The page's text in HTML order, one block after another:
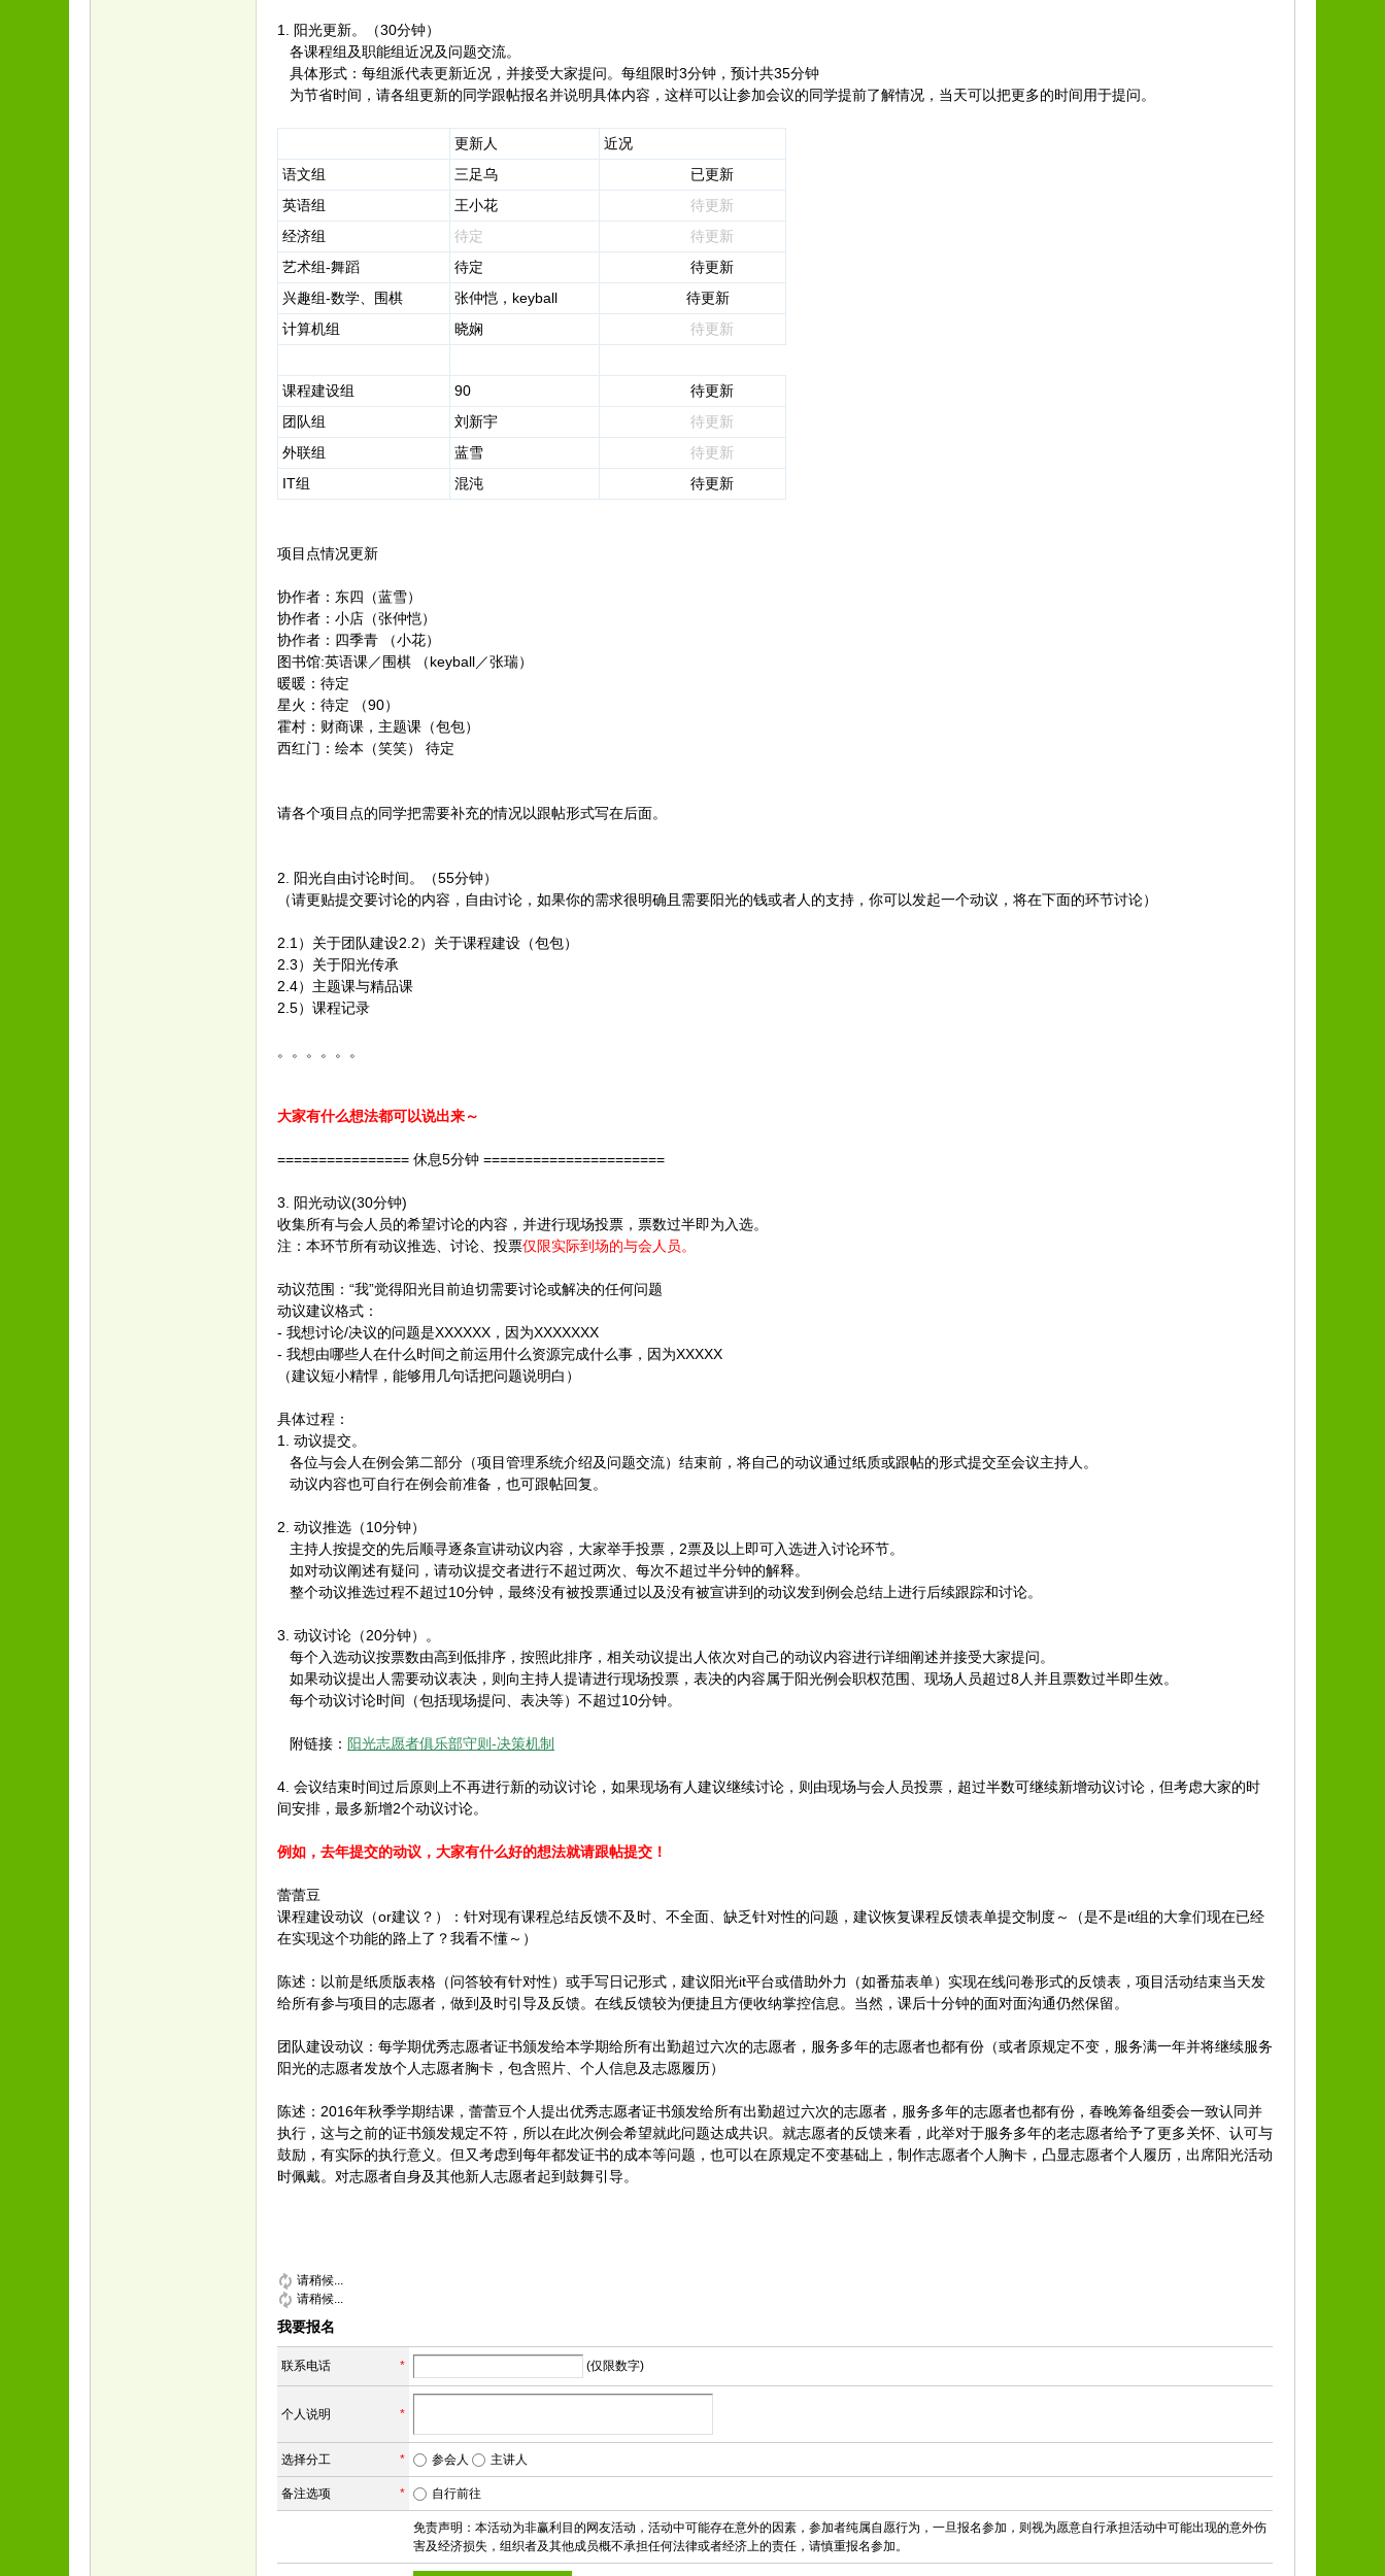
1. 阳光更新。（30分钟）
各课程组及职能组近况及问题交流。
具体形式：每组派代表更新近况，并接受大家提问。每组限时3分钟，预计共35分钟
为节省时间，请各组更新的同学跟帖报名并说明具体内容，这样可以让参加会议的同学提前了解情况，当天可以把更多的时间用于提问。
更新人
近况
语文组
三足乌
已更新
英语组
王小花
待更新
经济组
待定
待更新
艺术组-舞蹈
待定
待更新
兴趣组-数学、围棋
张仲恺，keyball
待更新
计算机组
晓娴 待更新
课程建设组 90
待更新
团队组
刘新宇
待更新
外联组
蓝雪
待更新
IT组
混沌 待更新
项目点情况更新
协作者：东四（蓝雪）
协作者：小店（张仲恺）
协作者：四季青 （小花）
图书馆:英语课／围棋 （keyball／张瑞）
暖暖：待定
星火：待定 （90）
霍村：财商课，主题课（包包）
西红门：绘本（笑笑） 待定
请各个项目点的同学把需要补充的情况以跟帖形式写在后面。
2. 阳光自由讨论时间。（55分钟）
（请更贴提交要讨论的内容，自由讨论，如果你的需求很明确且需要阳光的钱或者人的支持，你可以发起一个动议，将在下面的环节讨论）
2.1）关于团队建设2.2）关于课程建设（包包）
2.3）关于阳光传承
2.4）主题课与精品课
2.5）课程记录
。。。。。。
大家有什么想法都可以说出来～
================ 休息5分钟 ======================
3. 阳光动议(30分钟)
收集所有与会人员的希望讨论的内容，并进行现场投票，票数过半即为入选。
注：本环节所有动议推选、讨论、投票仅限实际到场的与会人员。
动议范围：“我”觉得阳光目前迫切需要讨论或解决的任何问题
动议建议格式：
- 我想讨论/决议的问题是XXXXXX，因为XXXXXXX
- 我想由哪些人在什么时间之前运用什么资源完成什么事，因为XXXXX
（建议短小精悍，能够用几句话把问题说明白）
具体过程：
1. 动议提交。
各位与会人在例会第二部分（项目管理系统介绍及问题交流）结束前，将自己的动议通过纸质或跟帖的形式提交至会议主持人。
动议内容也可自行在例会前准备，也可跟帖回复。
2. 动议推选（10分钟）
主持人按提交的先后顺寻逐条宣讲动议内容，大家举手投票，2票及以上即可入选进入讨论环节。
如对动议阐述有疑问，请动议提交者进行不超过两次、每次不超过半分钟的解释。
整个动议推选过程不超过10分钟，最终没有被投票通过以及没有被宣讲到的动议发到例会总结上进行后续跟踪和讨论。
3. 动议讨论（20分钟）。
每个入选动议按票数由高到低排序，按照此排序，相关动议提出人依次对自己的动议内容进行详细阐述并接受大家提问。
如果动议提出人需要动议表决，则向主持人提请进行现场投票，表决的内容属于阳光例会职权范围、现场人员超过8人并且票数过半即生效。
每个动议讨论时间（包括现场提问、表决等）不超过10分钟。
附链接： 阳光志愿者俱乐部守则-决策机制
4. 会议结束时间过后原则上不再进行新的动议讨论，如果现场有人建议继续讨论，则由现场与会人员投票，超过半数可继续新增动议讨论，但考虑大家的时
间安排，最多新增2个动议讨论。
例如，去年提交的动议，大家有什么好的想法就请跟帖提交！
蕾蕾豆
课程建设动议（or建议？）：针对现有课程总结反馈不及时、不全面、缺乏针对性的问题，建议恢复课程反馈表单提交制度～（是不是it组的大拿们现在已经
在实现这个功能的路上了？我看不懂～）
陈述：以前是纸质版表格（问答较有针对性）或手写日记形式，建议阳光it平台或借助外力（如番茄表单）实现在线问卷形式的反馈表，项目活动结束当天发
给所有参与项目的志愿者，做到及时引导及反馈。在线反馈较为便捷且方便收纳掌控信息。当然，课后十分钟的面对面沟通仍然保留。
团队建设动议：每学期优秀志愿者证书颁发给本学期给所有出勤超过六次的志愿者，服务多年的志愿者也都有份（或者原规定不变，服务满一年并将继续服务
阳光的志愿者发放个人志愿者胸卡，包含照片、个人信息及志愿履历）
陈述：2016年秋季学期结课，蕾蕾豆个人提出优秀志愿者证书颁发给所有出勤超过六次的志愿者，服务多年的志愿者也都有份，春晚筹备组委会一致认同并
执行，这与之前的证书颁发规定不符，所以在此次例会希望就此问题达成共识。就志愿者的反馈来看，此举对于服务多年的老志愿者给予了更多关怀、认可与
鼓励，有实际的执行意义。但又考虑到每年都发证书的成本等问题，也可以在原规定不变基础上，制作志愿者个人胸卡，凸显志愿者个人履历，出席阳光活动
时佩戴。对志愿者自身及其他新人志愿者起到鼓舞引导。
请稍候...
请稍候...
我要报名
联系电话 * (仅限数字)
个人说明 *
选择分工 * 参会人 主讲人
备注选项 * 自行前往
免责声明：本活动为非赢利目的网友活动，活动中可能存在意外的因素，参加者纯属自愿行为，一旦报名参加，则视为愿意自行承担活动中可能出现的意外伤
害及经济损失，组织者及其他成员概不承担任何法律或者经济上的责任，请慎重报名参加。